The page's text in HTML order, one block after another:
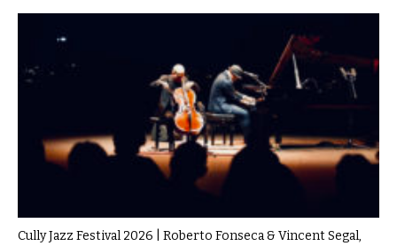
Cully Jazz Festival 2026 | Roberto Fonseca & Vincent Segal,